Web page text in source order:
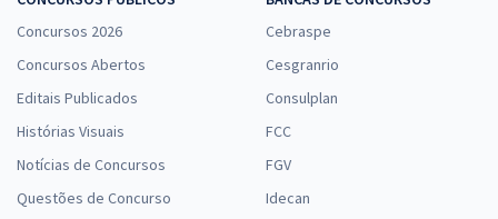
Concursos 2026
Concursos Abertos
Editais Publicados
Histórias Visuais
Notícias de Concursos
Questões de Concurso
Cebraspe
Cesgranrio
Consulplan
FCC
FGV
Idecan